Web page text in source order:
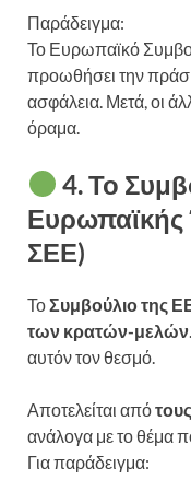
Παράδειγμα:
Το Ευρωπαϊκό
προωθήσει την
ασφάλεια. Μετά, οι
όραμα.
4. Το
ΣΕΕ)
ΤοΣυμβούλιο της
των κρατών-μελών
αυτόν τον θεσμό.
Αποτελείται από
ανάλογα με το θέμα
Για παράδειγμα: